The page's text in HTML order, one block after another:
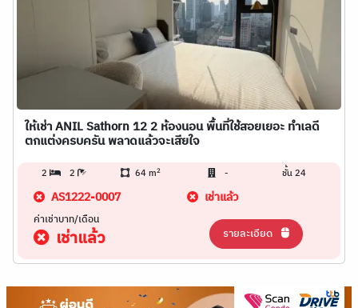
ให้เช่า ANIL Sathorn 12 2 ห้องนอน พื้นที่ใช้สอยเยอะ ทำเลดี
ตกแต่งครบครัน พลาดแล้วจะเสียใจ
2 2 64 m2 - ชั้น 24
AS1222-0007 เช่าแล้ว
ค่าเช่าบาท/เดือน
เช่าแล้ว รายละเอียด